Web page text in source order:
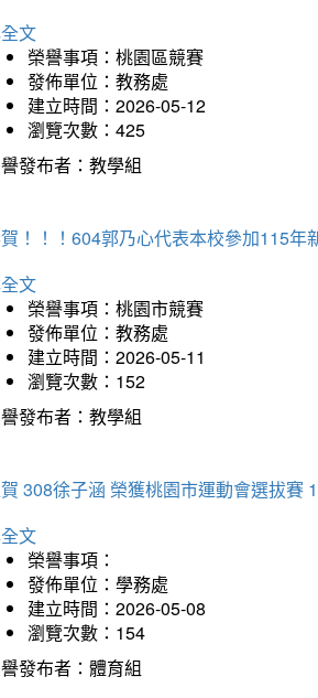
文
榮譽事項：桃園區競賽
發佈單位：教務處
建立時間：2026-05-12
瀏覽次數：425
發布者：教學組
！！！604郭乃心代表本校參加115
文
榮譽事項：桃園市競賽
發佈單位：教務處
建立時間：2026-05-11
瀏覽次數：152
發布者：教學組
308徐子涵 榮獲桃園市運動會選拔賽
文
榮譽事項：
發佈單位：學務處
建立時間：2026-05-08
瀏覽次數：154
發布者：體育組